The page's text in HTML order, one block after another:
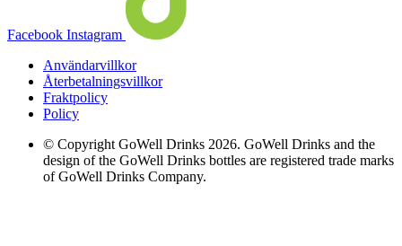
Facebook Instagram
Användarvillkor
Återbetalningsvillkor
Fraktpolicy
Policy
© Copyright GoWell Drinks 2026. GoWell Drinks and the
design of the GoWell Drinks bottles are registered trade marks
of GoWell Drinks Company.